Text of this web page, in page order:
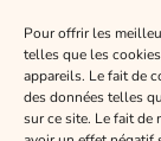
Pour offrir les
telles que les
appareils. Le fait de
des données telles
sur ce site. Le fait de
E-
mail
J'accepte de